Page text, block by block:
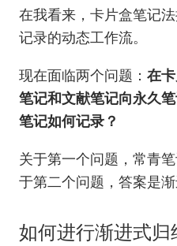
在我看来，卡片盒笔记
记录的动态工作流。
现在面临两个问题： 在
笔记和文献笔记向永久
笔记如何记录？
关于第一个问题，常青
于第二个问题，答案是渐
如何进行渐进式归